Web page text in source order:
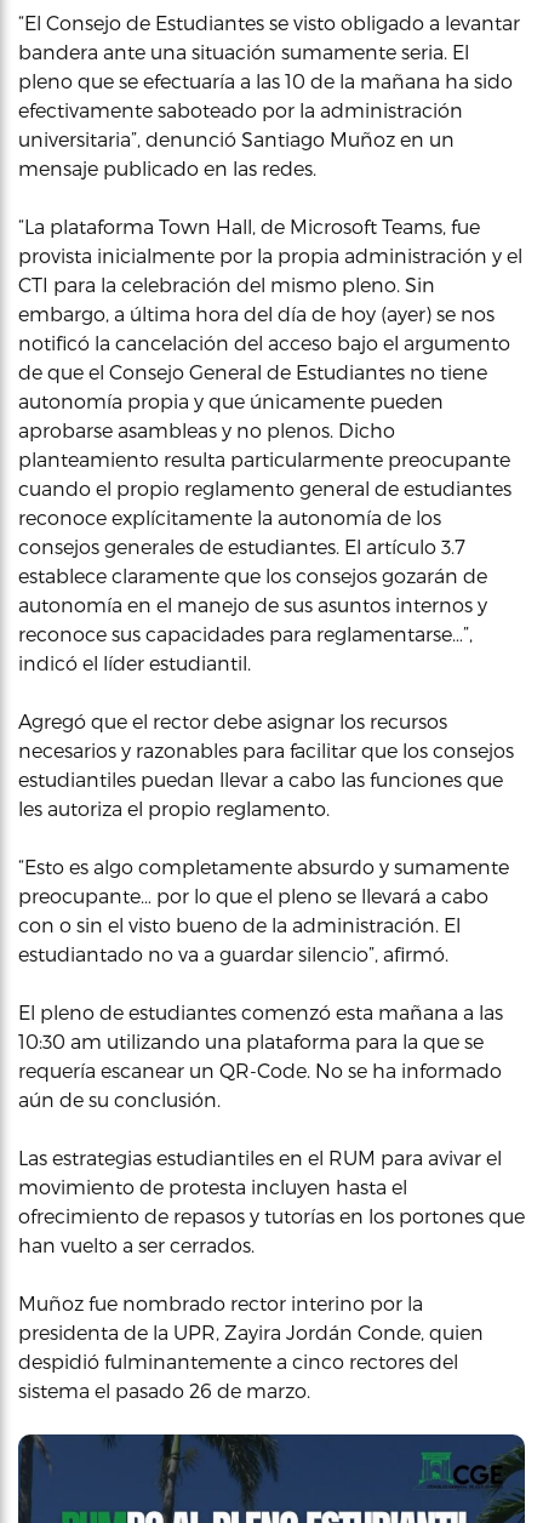
“El Consejo de Estudiantes se visto obligado a levantar
bandera ante una situación sumamente seria. El
pleno que se efectuaría a las 10 de la mañana ha sido
efectivamente saboteado por la administración
universitaria”, denunció Santiago Muñoz en un
mensaje publicado en las redes.
“La plataforma Town Hall, de Microsoft Teams, fue
provista inicialmente por la propia administración y el
CTI para la celebración del mismo pleno. Sin
embargo, a última hora del día de hoy (ayer) se nos
notificó la cancelación del acceso bajo el argumento
de que el Consejo General de Estudiantes no tiene
autonomía propia y que únicamente pueden
aprobarse asambleas y no plenos. Dicho
planteamiento resulta particularmente preocupante
cuando el propio reglamento general de estudiantes
reconoce explícitamente la autonomía de los
consejos generales de estudiantes. El artículo 3.7
establece claramente que los consejos gozarán de
autonomía en el manejo de sus asuntos internos y
reconoce sus capacidades para reglamentarse…”,
indicó el líder estudiantil.
Agregó que el rector debe asignar los recursos
necesarios y razonables para facilitar que los consejos
estudiantiles puedan llevar a cabo las funciones que
les autoriza el propio reglamento.
“Esto es algo completamente absurdo y sumamente
preocupante… por lo que el pleno se llevará a cabo
con o sin el visto bueno de la administración. El
estudiantado no va a guardar silencio”, afirmó.
El pleno de estudiantes comenzó esta mañana a las
10:30 am utilizando una plataforma para la que se
requería escanear un QR-Code. No se ha informado
aún de su conclusión.
Las estrategias estudiantiles en el RUM para avivar el
movimiento de protesta incluyen hasta el
ofrecimiento de repasos y tutorías en los portones que
han vuelto a ser cerrados.
Muñoz fue nombrado rector interino por la
presidenta de la UPR, Zayira Jordán Conde, quien
despidió fulminantemente a cinco rectores del
sistema el pasado 26 de marzo.